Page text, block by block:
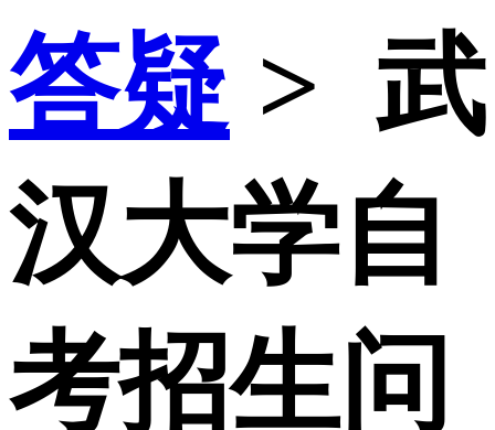
答疑 > 武
汉大学自
考招生问